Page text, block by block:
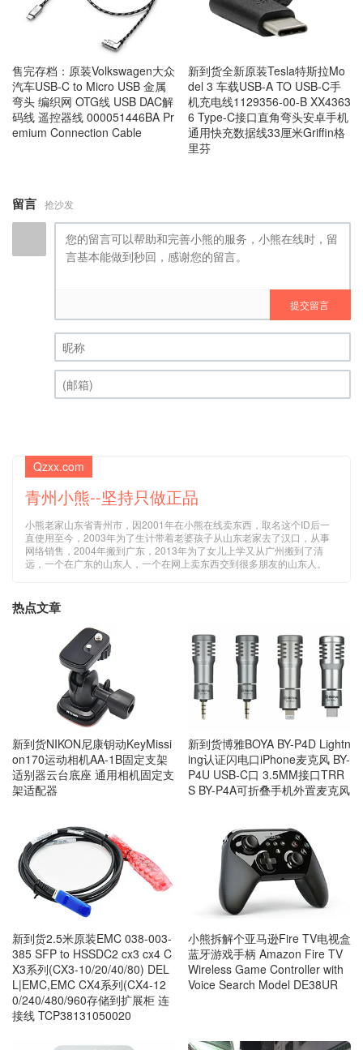
售完存档：原装Volkswagen大众
汽车USB-C to Micro USB 金属
弯头 编织网 OTG线 USB DAC解
码线 遥控器线 000051446BA Pr
emium Connection Cable
新到货全新原装Tesla特斯拉Mo
del 3 车载USB-A TO USB-C手
机充电线1129356-00-B XX4363
6 Type-C接口直角弯头安卓手机
通用快充数据线33厘米Griffin格
里芬
留言 抢沙发
提交留言
昵称 (必填)
Qzxx.com
青州小熊--坚持只做正品
小熊老家山东省青州市，因2001年在小熊在线卖东西，取名这个ID后一
直使用至今，2003年为了生计带着老婆孩子从山东老家去了汉口，从事
网络销售，2004年搬到广东，2013年为了女儿上学又从广州搬到了清
远，一个在广东的山东人，一个在网上卖东西交到很多朋友的山东人。
热点文章
新到货NIKON尼康钥动KeyMissi
on170运动相机AA-1B固定支架
适别器云台底座 通用相机固定支
架适配器
新到货博雅BOYA BY-P4D Lightn
ing认证闪电口iPhone麦克风 BY-
P4U USB-C口 3.5MM接口TRR
S BY-P4A可折叠手机外置麦克风
新到货2.5米原装EMC 038-003-
385 SFP to HSSDC2 cx3 cx4 C
X3系列(CX3-10/20/40/80) DEL
L|EMC,EMC CX4系列(CX4-12
0/240/480/960存储到扩展柜 连
接线 TCP38131050020
小熊拆解个亚马逊Fire TV电视盒
蓝牙游戏手柄 Amazon Fire TV
Wireless Game Controller with
Voice Search Model DE38UR